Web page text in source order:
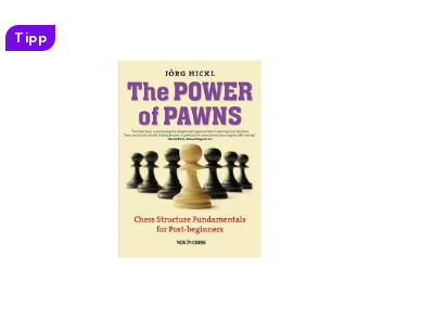
Tipp